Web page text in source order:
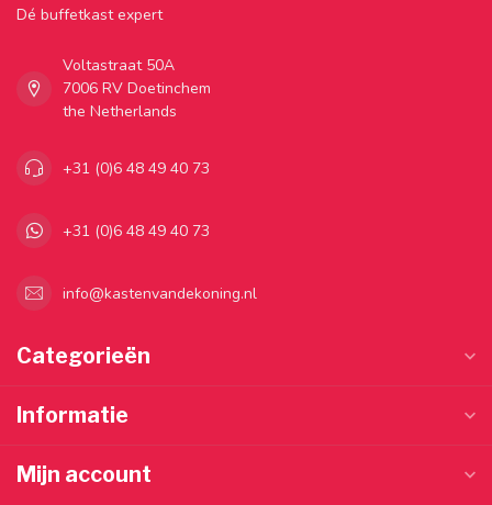
Dé buffetkast expert
Voltastraat 50A
7006 RV Doetinchem
the Netherlands
+31 (0)6 48 49 40 73
+31 (0)6 48 49 40 73
info@kastenvandekoning.nl
Categorieën
Informatie
Mijn account